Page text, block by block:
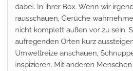
dabei. In ihrer Box. Wenn wir
rausschauen, Gerüche
nicht komplett außen vor zu sein.
aufregenden Orten kurz
Umweltreize anschauen,
inspizieren. Mit anderen